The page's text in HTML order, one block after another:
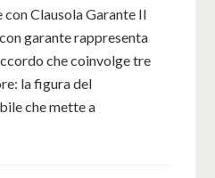
Clausola Garante Il
garante rappresenta
che coinvolge tre
la figura del
che mette a